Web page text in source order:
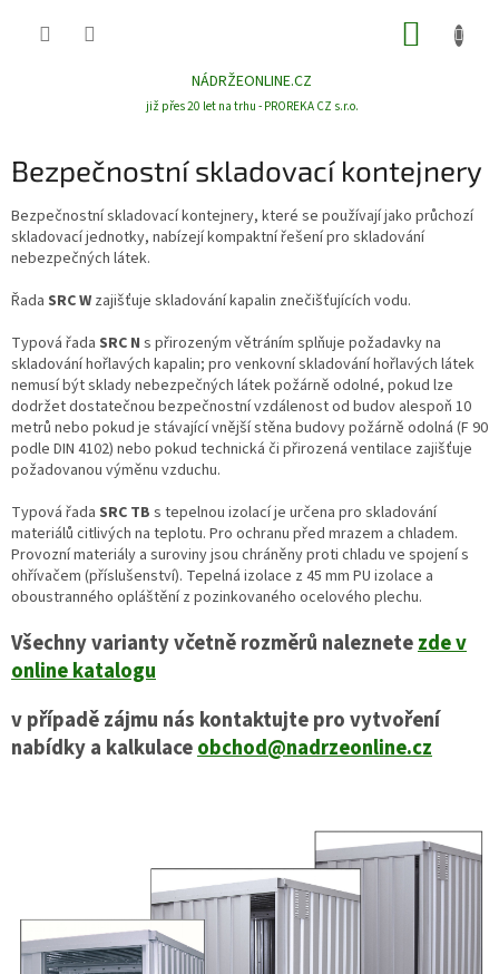
NÁDRŽEONLINE.CZ
již přes 20 let na trhu - PROREKA CZ s.r.o.
Bezpečnostní skladovací kontejnery
Bezpečnostní skladovací kontejnery, které se používají jako průchozí
skladovací jednotky, nabízejí kompaktní řešení pro skladování
nebezpečných látek.
Řada SRC W zajišťuje skladování kapalin znečišťujících vodu.
Typová řada SRC N s přirozeným větráním splňuje požadavky na
skladování hořlavých kapalin; pro venkovní skladování hořlavých látek
nemusí být sklady nebezpečných látek požárně odolné, pokud lze
dodržet dostatečnou bezpečnostní vzdálenost od budov alespoň 10
metrů nebo pokud je stávající vnější stěna budovy požárně odolná (F 90
podle DIN 4102) nebo pokud technická či přirozená ventilace zajišťuje
požadovanou výměnu vzduchu.
Typová řada SRC TB s tepelnou izolací je určena pro skladování
materiálů citlivých na teplotu. Pro ochranu před mrazem a chladem.
Provozní materiály a suroviny jsou chráněny proti chladu ve spojení s
ohřívačem (příslušenství). Tepelná izolace z 45 mm PU izolace a
oboustranného opláštění z pozinkovaného ocelového plechu.
Všechny varianty včetně rozměrů naleznetezde v
online katalogu
v případě zájmu nás kontaktujte pro vytvoření
nabídky a kalkulaceobchod@nadrzeonline.cz